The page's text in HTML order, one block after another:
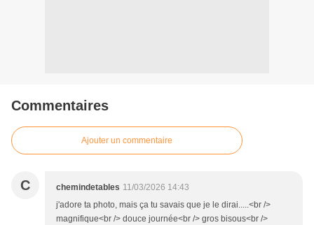
Commentaires
Ajouter un commentaire
C chemindetables 11/03/2026 14:43
j'adore ta photo, mais ça tu savais que je le dirai.....<br />
magnifique<br /> douce journée<br /> gros bisous<br />